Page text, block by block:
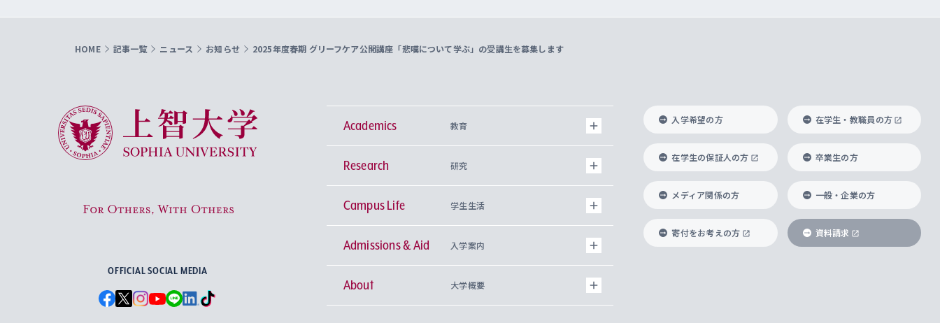
HOME 記事一覧 ニュース お知らせ 2025年度春期 グリーフケア公開講座「悲嘆について学ぶ」の受講生を募集します
上智大学 Sophia University
For Others, With Others
OFFICIAL SOCIAL MEDIA
Academics 教育
学部
神学部
文学部
興味から学科を探す
上智大学の全学共通教育
基盤教育センター
上智大学の語学教育
Research 研究
研究所 等
キリスト教文化研究所
Sophia Open Research Weeks (SORW)
産官学連携
Campus Life 学生生活
学期区分と授業時間割
課外活動
Admissions & Aid 入学案内
上智大学で取得できる学位
About 大学概要
入学希望の方 在学生・教職員の方
在学生の保証人の方 卒業生の方
メディア関係の方 一般・企業の方
寄付をお考えの方 資料請求